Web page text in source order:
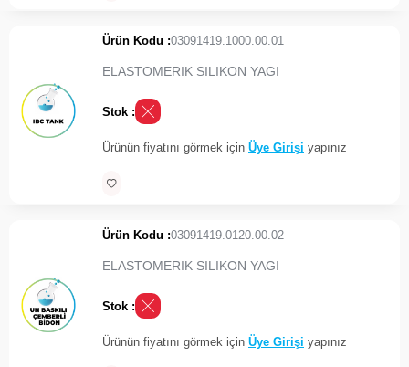
Ürün Kodu :03091419.1000.00.01
ELASTOMERIK SILIKON YAGI
Stok :
Ürünün fiyatını görmek için Üye Girişi yapınız
Ürün Kodu :03091419.0120.00.02
ELASTOMERIK SILIKON YAGI
Stok :
Ürünün fiyatını görmek için Üye Girişi yapınız